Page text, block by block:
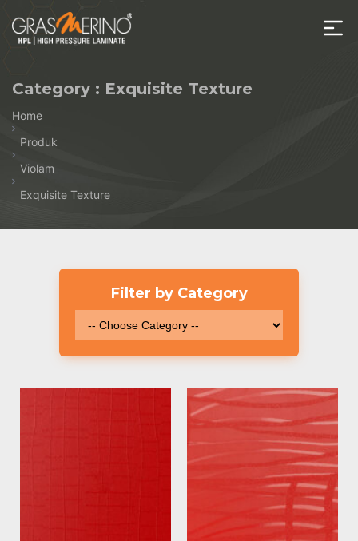
the
HPL
Category : Exquisite Texture
Home
Produk
Violam
Exquisite Texture
Filter by Category